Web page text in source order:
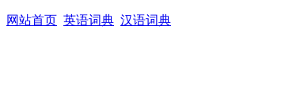
网站首页 英语词典 汉语词典